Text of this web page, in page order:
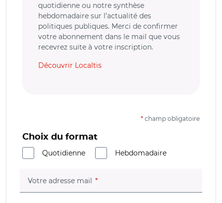
quotidienne ou notre synthèse
hebdomadaire sur l’actualité des
politiques publiques. Merci de confirmer
votre abonnement dans le mail que vous
recevrez suite à votre inscription.
Découvrir Localtis
* champ obligatoire
Choix du format
Quotidienne
Hebdomadaire
Votre adresse mail (champ obligatoire)